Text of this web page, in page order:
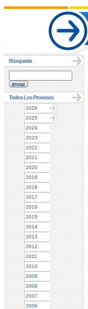
Búsqueda
Todos Los Procesos
2026
2025
2024
2023
2022
2021
2020
2019
2018
2017
2016
2015
2014
2013
2012
2011
2010
2009
2008
2007
2006